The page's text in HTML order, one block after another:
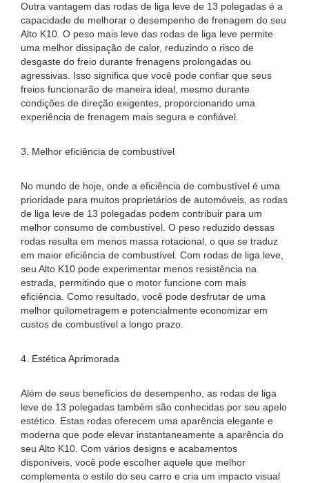
Outra vantagem das rodas de liga leve de 13 polegadas é a
capacidade de melhorar o desempenho de frenagem do seu
Alto K10. O peso mais leve das rodas de liga leve permite
uma melhor dissipação de calor, reduzindo o risco de
desgaste do freio durante frenagens prolongadas ou
agressivas. Isso significa que você pode confiar que seus
freios funcionarão de maneira ideal, mesmo durante
condições de direção exigentes, proporcionando uma
experiência de frenagem mais segura e confiável.
3. Melhor eficiência de combustível
No mundo de hoje, onde a eficiência de combustível é uma
prioridade para muitos proprietários de automóveis, as rodas
de liga leve de 13 polegadas podem contribuir para um
melhor consumo de combustível. O peso reduzido dessas
rodas resulta em menos massa rotacional, o que se traduz
em maior eficiência de combustível. Com rodas de liga leve,
seu Alto K10 pode experimentar menos resistência na
estrada, permitindo que o motor funcione com mais
eficiência. Como resultado, você pode desfrutar de uma
melhor quilometragem e potencialmente economizar em
custos de combustível a longo prazo.
4. Estética Aprimorada
Além de seus benefícios de desempenho, as rodas de liga
leve de 13 polegadas também são conhecidas por seu apelo
estético. Estas rodas oferecem uma aparência elegante e
moderna que pode elevar instantaneamente a aparência do
seu Alto K10. Com vários designs e acabamentos
disponíveis, você pode escolher aquele que melhor
complementa o estilo do seu carro e cria um impacto visual